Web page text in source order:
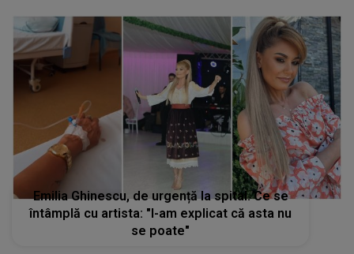
Emilia Ghinescu, de urgență la spital. Ce se
întâmplă cu artista: "I-am explicat că asta nu
se poate"